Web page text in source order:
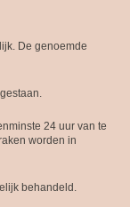
De genoemde
24 uur van te
worden in
behandeld.